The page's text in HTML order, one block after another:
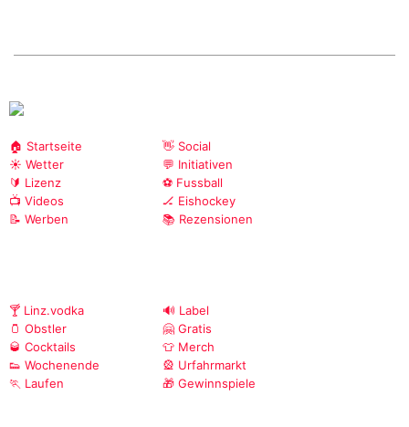
🏠 Startseite
☀️ Wetter
🔰 Lizenz
📺 Videos
📝 Werben
👋 Social
💬 Initiativen
⚽ Fussball
🏒 Eishockey
📚 Rezensionen
🍸 Linz.vodka
🫙 Obstler
🥃 Cocktails
👟 Wochenende
🏃 Laufen
🔊 Label
🤗 Gratis
👕 Merch
🎡 Urfahrmarkt
🎁 Gewinnspiele